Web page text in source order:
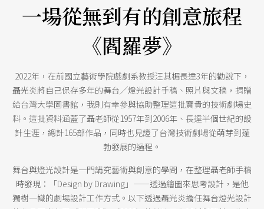
一場從無到有的創意旅程
《閻羅夢》
2022年，在前國立藝術學院戲劇系教授汪其楣長達3年的勸說下，
聶光炎將自己保存多年的舞台╱燈光設計手稿、照片與文稿，捐贈
給台灣大學圖書館，我則有幸參與協助整理這批寶貴的技術劇場史
料。這批資料涵蓋了聶老師從1957年到2006年、長達半個世紀的設
計生涯，總計165部作品，同時也見證了台灣技術劇場從萌芽到蓬
勃發展的過程。
舞台與燈光設計是一門講究藝術與創意的學問，在整理聶老師手稿
時發現：「Design by Drawing」——透過繪圖來思考設計，是他
獨樹一幟的劇場設計工作方式。以下透過聶光炎擔任舞台燈光設計